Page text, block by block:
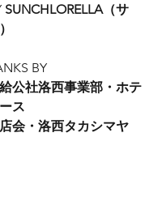
SUNCHLORELLA（サ
BY
公社洛西事業部・ホテ
ス
会・洛西タカシマヤ